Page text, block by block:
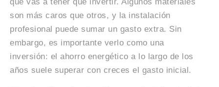
son más caros que otros, y la instalación
profesional puede sumar un gasto extra. Sin
embargo, es importante verlo como una
inversión: el ahorro energético a lo largo de los
años suele superar con creces el gasto inicial.